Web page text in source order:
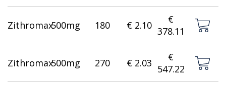
Zithromax500mg 180 € 2.10
€
378.11
Zithromax500mg 270 € 2.03
€
547.22